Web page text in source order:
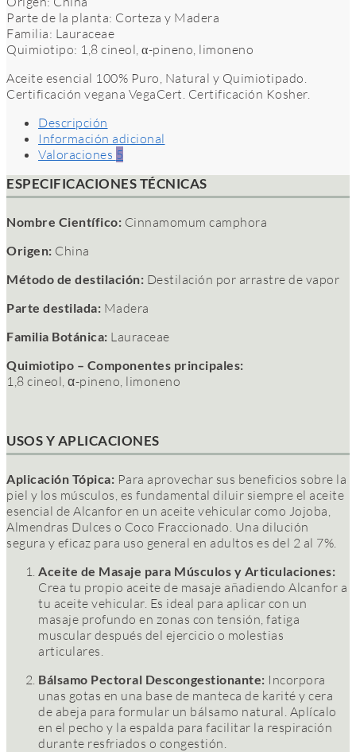
Parte de la planta: Corteza y Madera
Familia: Lauraceae
Quimiotipo: 1,8 cineol, α-pineno, limoneno
Aceite esencial 100% Puro, Natural y Quimiotipado.
Certificación vegana VegaCert. Certificación Kosher.
Descripción
Información adicional
Valoraciones 5
ESPECIFICACIONES TÉCNICAS
Nombre Científico: Cinnamomum camphora
Origen: China
Método de destilación: Destilación por arrastre de vapor
Parte destilada: Madera
Familia Botánica: Lauraceae
Quimiotipo – Componentes principales:
1,8 cineol, α-pineno, limoneno
USOS Y APLICACIONES
Aplicación Tópica: Para aprovechar sus beneficios sobre la
piel y los músculos, es fundamental diluir siempre el aceite
esencial de Alcanfor en un aceite vehicular como Jojoba,
Almendras Dulces o Coco Fraccionado. Una dilución
segura y eficaz para uso general en adultos es del 2 al 7%.
Aceite de Masaje para Músculos y Articulaciones:
Crea tu propio aceite de masaje añadiendo Alcanfor a
tu aceite vehicular. Es ideal para aplicar con un
masaje profundo en zonas con tensión, fatiga
muscular después del ejercicio o molestias
articulares.
Bálsamo Pectoral Descongestionante: Incorpora
unas gotas en una base de manteca de karité y cera
de abeja para formular un bálsamo natural. Aplícalo
en el pecho y la espalda para facilitar la respiración
durante resfriados o congestión.